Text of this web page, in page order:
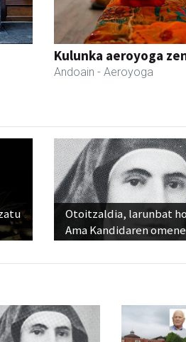
Kulunka aeroyoga
Andoain - Aeroyoga
Otoitzaldia, larunbat
Ama Kandidaren